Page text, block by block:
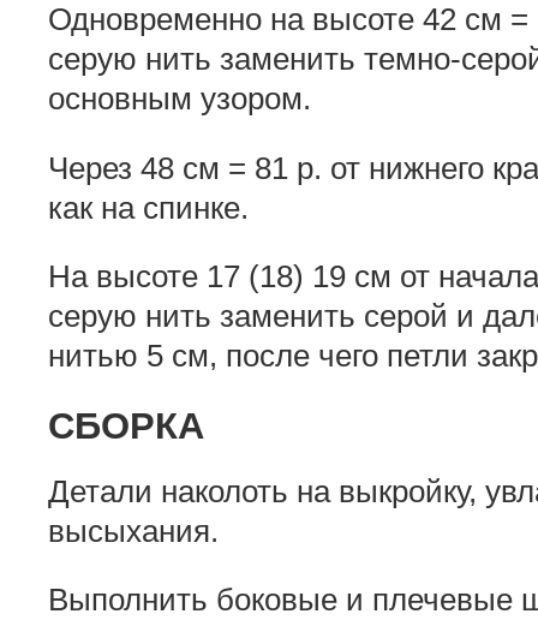
Одновременно на высоте 42 см =
серую нить заменить темно-
основным узором.
Через 48 см = 81 р. от нижнего
как на спинке.
На высоте 17 (18) 19 см от
серую нить заменить серой и
нитью 5 см, после чего петли
СБОРКА
Детали наколоть на выкройку,
высыхания.
Выполнить боковые и плечевые